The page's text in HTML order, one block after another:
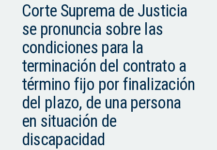
Corte Suprema de Justicia
se pronuncia sobre las
condiciones para la
terminación del contrato a
término fijo por finalización
del plazo, de una persona
en situación de
discapacidad